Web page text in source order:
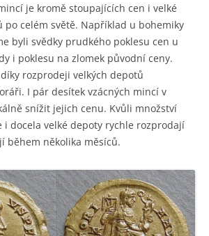
je kromě stoupajících cen i velké
po celém světě. Například u bohemiky
byli svědky prudkého poklesu cen u
i poklesu na zlomek původní ceny.
rozprodeji velkých depotů
I pár desítek vzácných mincí v
snížit jejich cenu. Kvůli množství
i docela velké depoty rychle rozprodají
během několika měsíců.